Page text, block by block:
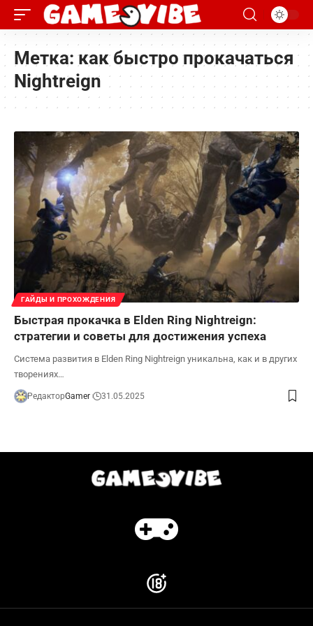
Метка:как быстро прокачаться
Nightreign
ГАЙДЫ И ПРОХОЖДЕНИЯ
Быстрая прокачка в Elden Ring Nightreign:
стратегии и советы для достижения успеха
Система развития в Elden Ring Nightreign уникальна, как и в других
творениях…
РедакторGamer 31.05.2025